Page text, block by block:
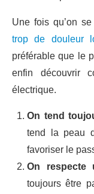
Une fois qu’on
trop de douleur
préférable que le
enfin découvrir
électrique.
On tend
tend la peau
favoriser le
On respecte
toujours être